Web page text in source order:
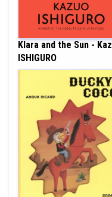
Klara and the Sun -
ISHIGURO